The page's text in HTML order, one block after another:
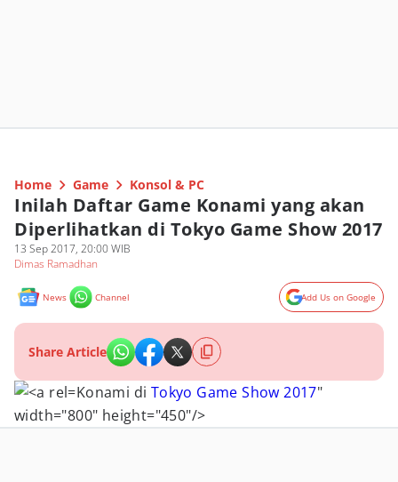
Home Game Konsol & PC
Inilah Daftar Game Konami yang akan
Diperlihatkan di Tokyo Game Show 2017
13 Sep 2017, 20:00 WIB
Dimas Ramadhan
News Channel Add Us on Google
Share Article
Konami di Tokyo Game Show 2017"
width="800" height="450"/>